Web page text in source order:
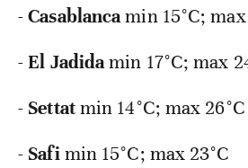
-Casablancamin 15°C; max
-El Jadidamin 17°C; max
- Settatmin 14°C; max 26°C
- Safimin 15°C; max 23°C